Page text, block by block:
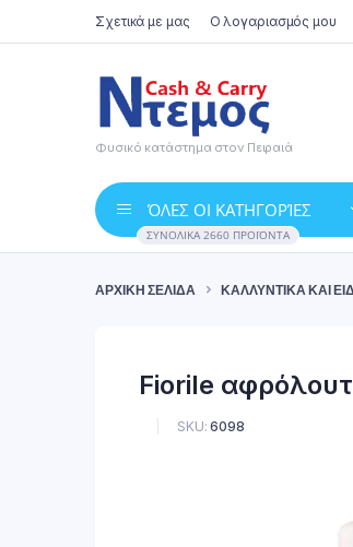
Σχετικά με μας Ο λογαριασμός μου
Φυσικό κατάστημα στον Πειραιά
ΌΛΕΣ ΟΙ ΚΑΤΗΓΟΡΊΕΣ
ΣΥΝΟΛΙΚΆ 2660 ΠΡΟΪΌΝΤΑ
ΑΡΧΙΚΉ ΣΕΛΊΔΑ ΚΑΛΛΥΝΤΙΚΆ ΚΑΙ
Fiorile
SKU: 6098